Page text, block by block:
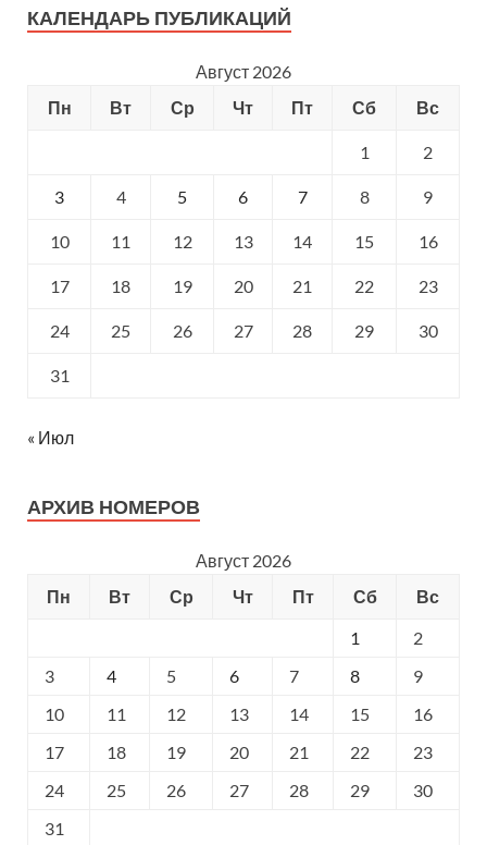
КАЛЕНДАРЬ ПУБЛИКАЦИЙ
Август 2026
Пн
Вт Ср Чт Пт Сб Вс
1 2
3 4 5 6 7 8 9
10 11 12 13 14 15 16
17 18 19 20 21 22 23
24 25 26 27 28 29 30
31
« Июл
АРХИВ НОМЕРОВ
Август 2026
Пн
Вт Ср Чт Пт Сб
Вс
1
2
3
4 5 6 7 8
9
10
11 12 13 14 15
16
17
18 19 20 21 22
23
24
25 26 27 28 29
30
31